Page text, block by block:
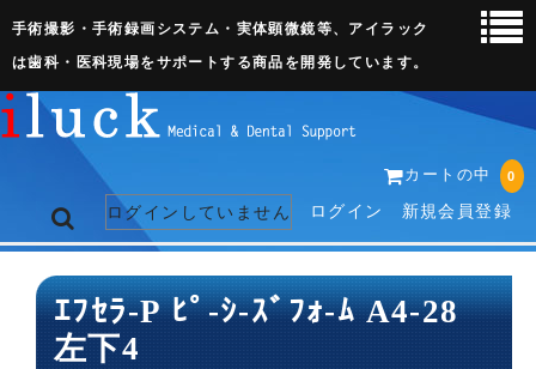
手術撮影・手術録画システム・実体顕微鏡等、アイラック
は歯科・医科現場をサポートする商品を開発しています。
カートの中 0
ログインしていません ログイン 新規会員登録
トップページ
ネット販売ページ
ｴﾌｾﾗ-P ﾋﾟ-ｼ-ｽﾞﾌｫ-ﾑ A4-28
左下4